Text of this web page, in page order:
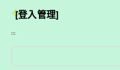
[登入管理]
:::
搜
尋